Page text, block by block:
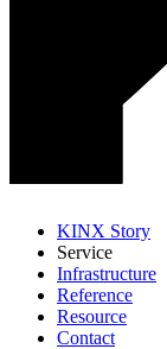
KINX Story
Service
Infrastructure
Reference
Resource
Contact